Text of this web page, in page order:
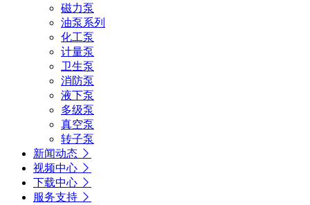
磁力泵
油泵系列
化工泵
计量泵
卫生泵
消防泵
液下泵
多级泵
真空泵
转子泵
新闻动态
视频中心
下载中心
服务支持